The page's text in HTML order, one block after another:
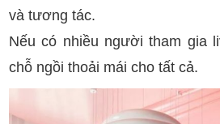
và tương tác.
Nếu có nhiều người tham gia
chỗ ngồi thoải mái cho tất cả.